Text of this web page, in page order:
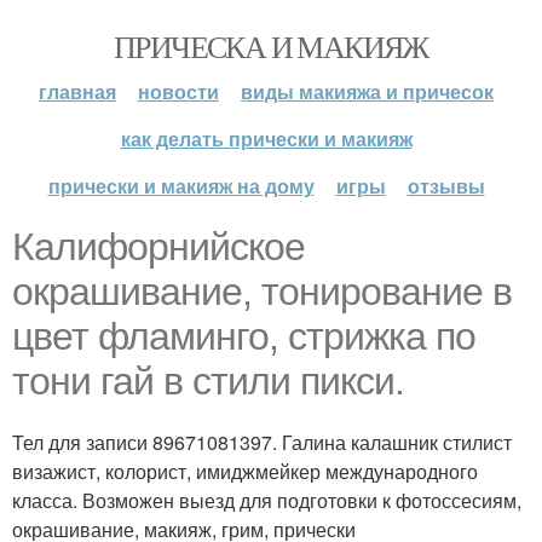
ПРИЧЕСКА И МАКИЯЖ
главная новости
виды макияжа и причесок
как делать прически и макияж
прически и макияж на дому
игры отзывы
Калифорнийское
окрашивание, тонирование в
цвет фламинго, стрижка по
тони гай в стили пикси.
Тел для записи 89671081397. Галина калашник стилист
визажист, колорист, имиджмейкер международного
класса. Возможен выезд для подготовки к фотоссесиям,
окрашивание, макияж, грим, прически